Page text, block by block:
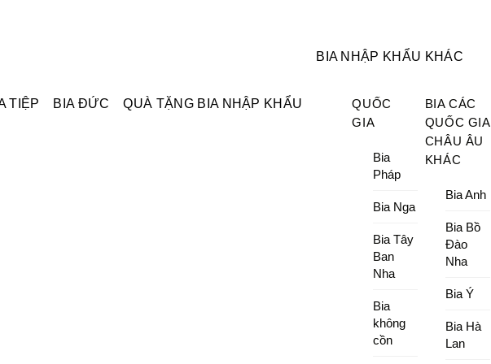
TIỆP BIA ĐỨC QUÀ TẶNG BIA NHẬP KHẨU
BIA NHẬP KHẨU KHÁC
QUỐC
GIA
Bia
Pháp
Bia Nga
Bia Tây
Ban
Nha
Bia
không
cồn
BIA CÁC
QUỐC GIA
CHÂU ÂU
KHÁC
Bia Anh
Bia Bồ
Đào
Nha
Bia Ý
Bia Hà
Lan